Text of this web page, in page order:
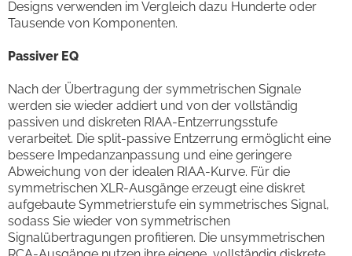
Designs verwenden im Vergleich dazu Hunderte oder
Tausende von Komponenten.
Passiver EQ
Nach der Übertragung der symmetrischen Signale
werden sie wieder addiert und von der vollständig
passiven und diskreten RIAA-Entzerrungsstufe
verarbeitet. Die split-passive Entzerrung ermöglicht eine
bessere Impedanzanpassung und eine geringere
Abweichung von der idealen RIAA-Kurve. Für die
symmetrischen XLR-Ausgänge erzeugt eine diskret
aufgebaute Symmetrierstufe ein symmetrisches Signal,
sodass Sie wieder von symmetrischen
Signalübertragungen profitieren. Die unsymmetrischen